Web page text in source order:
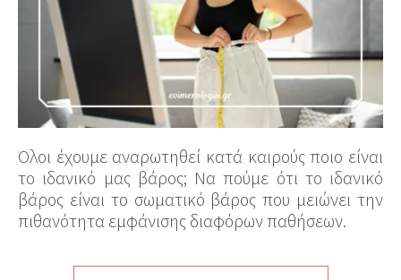
Όλοι έχουμε αναρωτηθεί κατά καιρούς ποιο είναι
το ιδανικό μας βάρος; Να πούμε ότι το ιδανικό
βάρος είναι το σωματικό βάρος που μειώνει την
πιθανότητα εμφάνισης διαφόρων παθήσεων.